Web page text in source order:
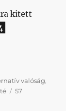
kitett
kitett
valóság,
57